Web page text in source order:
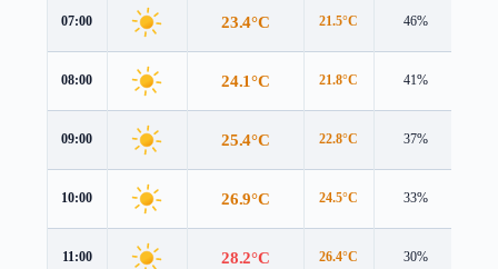
07:00 23.4°C 21.5°C 46%
08:00 24.1°C 21.8°C 41%
09:00 25.4°C 22.8°C 37%
10:00 26.9°C 24.5°C 33%
11:00 28.2°C 26.4°C 30%